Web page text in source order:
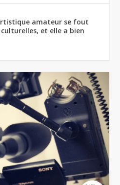
amateur se fout
et elle a bien